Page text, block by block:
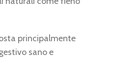
principalmente
sano e